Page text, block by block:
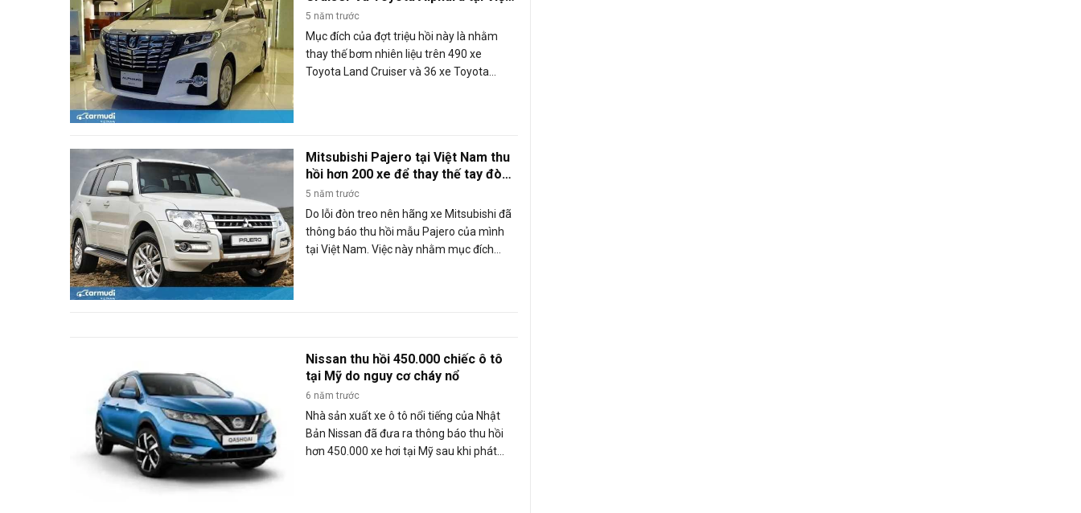
Nam
5 năm trước
Mục đích của đợt triệu hồi này là nhằm
thay thế bơm nhiên liệu trên 490 xe
Toyota Land Cruiser và 36 xe Toyota
Mitsubishi Pajero tại Việt Nam thu
hồi hơn 200 xe để thay thế tay đòn
treo
5 năm trước
Do lỗi đòn treo nên hãng xe Mitsubishi đã
thông báo thu hồi mẫu Pajero của mình
tại Việt Nam. Việc này nhằm mục đích
Nissan thu hồi 450.000 chiếc ô tô
tại Mỹ do nguy cơ cháy nổ
6 năm trước
Nhà sản xuất xe ô tô nổi tiếng của Nhật
Bản Nissan đã đưa ra thông báo thu hồi
hơn 450.000 xe hơi tại Mỹ sau khi phát